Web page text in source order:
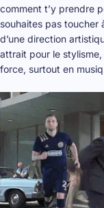
comment t’y prendre
souhaites pas toucher
d’une direction
attrait pour le stylisme,
force, surtout en